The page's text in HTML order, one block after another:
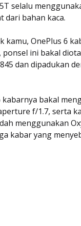
selalu
dari bahan kaca.
OnePlus 6
ponsel ini bakal
dan dipadukan
bakal
f/1.7, serta
menggunakan
kabar yang